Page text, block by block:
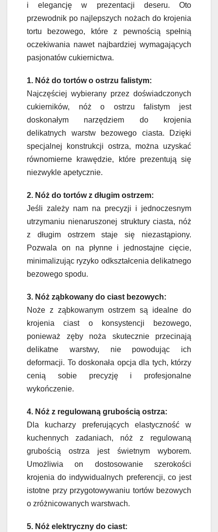
i elegancję w prezentacji deseru. Oto
przewodnik po najlepszych nożach do krojenia
tortu bezowego, które z pewnością spełnią
oczekiwania nawet najbardziej wymagających
pasjonatów cukiernictwa.
1. Nóż do tortów o ostrzu falistym:
Najczęściej wybierany przez doświadczonych
cukierników, nóż o ostrzu falistym jest
doskonałym narzędziem do krojenia
delikatnych warstw bezowego ciasta. Dzięki
specjalnej konstrukcji ostrza, można uzyskać
równomierne krawędzie, które prezentują się
niezwykle apetycznie.
2. Nóż do tortów z długim ostrzem:
Jeśli zależy nam na precyzji i jednoczesnym
utrzymaniu nienaruszonej struktury ciasta, nóż
z długim ostrzem staje się niezastąpiony.
Pozwala on na płynne i jednostajne cięcie,
minimalizując ryzyko odkształcenia delikatnego
bezowego spodu.
3. Nóż ząbkowany do ciast bezowych:
Noże z ząbkowanym ostrzem są idealne do
krojenia ciast o konsystencji bezowego,
ponieważ zęby noża skutecznie przecinają
delikatne warstwy, nie powodując ich
deformacji. To doskonała opcja dla tych, którzy
cenią sobie precyzję i profesjonalne
wykończenie.
4. Nóż z regulowaną grubością ostrza:
Dla kucharzy preferujących elastyczność w
kuchennych zadaniach, nóż z regulowaną
grubością ostrza jest świetnym wyborem.
Umożliwia on dostosowanie szerokości
krojenia do indywidualnych preferencji, co jest
istotne przy przygotowywaniu tortów bezowych
o zróżnicowanych warstwach.
5. Nóż elektryczny do ciast: